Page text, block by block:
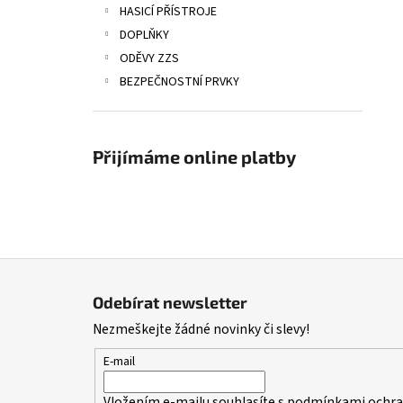
HASICÍ PŘÍSTROJE
DOPLŇKY
ODĚVY ZZS
BEZPEČNOSTNÍ PRVKY
Přijímáme online platby
Odebírat newsletter
Nezmeškejte žádné novinky či slevy!
E-mail